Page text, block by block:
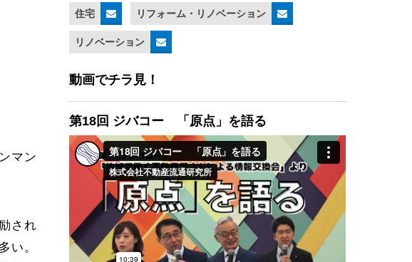
マン
され
い。
住宅 リフォーム・リノベーション
リノベーション
動画でチラ見！
第18回 ジバコー 「原点」を語る